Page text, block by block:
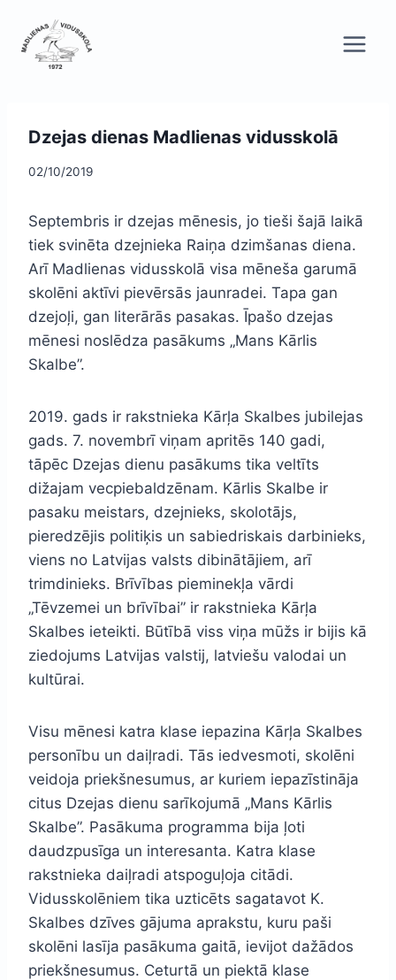
content
Dzejas dienas Madlienas vidusskolā
02/10/2019
Septembris ir dzejas mēnesis, jo tieši šajā laikā
tiek svinēta dzejnieka Raiņa dzimšanas diena.
Arī Madlienas vidusskolā visa mēneša garumā
skolēni aktīvi pievērsās jaunradei. Tapa gan
dzejoļi, gan literārās pasakas. Īpašo dzejas
mēnesi noslēdza pasākums „Mans Kārlis
Skalbe”.
2019. gads ir rakstnieka Kārļa Skalbes jubilejas
gads. 7. novembrī viņam apritēs 140 gadi,
tāpēc Dzejas dienu pasākums tika veltīts
dižajam vecpiebaldzēnam. Kārlis Skalbe ir
pasaku meistars, dzejnieks, skolotājs,
pieredzējis politiķis un sabiedriskais darbinieks,
viens no Latvijas valsts dibinātājiem, arī
trimdinieks. Brīvības pieminekļa vārdi
„Tēvzemei un brīvībai” ir rakstnieka Kārļa
Skalbes ieteikti. Būtībā viss viņa mūžs ir bijis kā
ziedojums Latvijas valstij, latviešu valodai un
kultūrai.
Visu mēnesi katra klase iepazina Kārļa Skalbes
personību un daiļradi. Tās iedvesmoti, skolēni
veidoja priekšnesumus, ar kuriem iepazīstināja
citus Dzejas dienu sarīkojumā „Mans Kārlis
Skalbe”. Pasākuma programma bija ļoti
daudzpusīga un interesanta. Katra klase
rakstnieka daiļradi atspoguļoja citādi.
Vidusskolēniem tika uzticēts sagatavot K.
Skalbes dzīves gājuma aprakstu, kuru paši
skolēni lasīja pasākuma gaitā, ievijot dažādos
priekšnesumus. Ceturtā un piektā klase